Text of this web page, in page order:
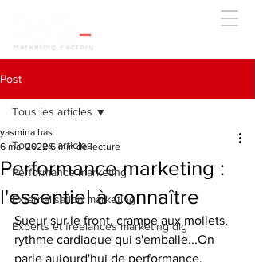
Post
Tous les articles
Performance marketing
Externalisation marketing
Experts et freelances marketing dig
Tous les articles
Performance marketing :
l'essentiel à connaître
yasmina has
6 mai 2022 6 min de lecture
Sueur sur le front, crampe aux mollets,
rythme cardiaque qui s'emballe...On
parle aujourd'hui de performance.